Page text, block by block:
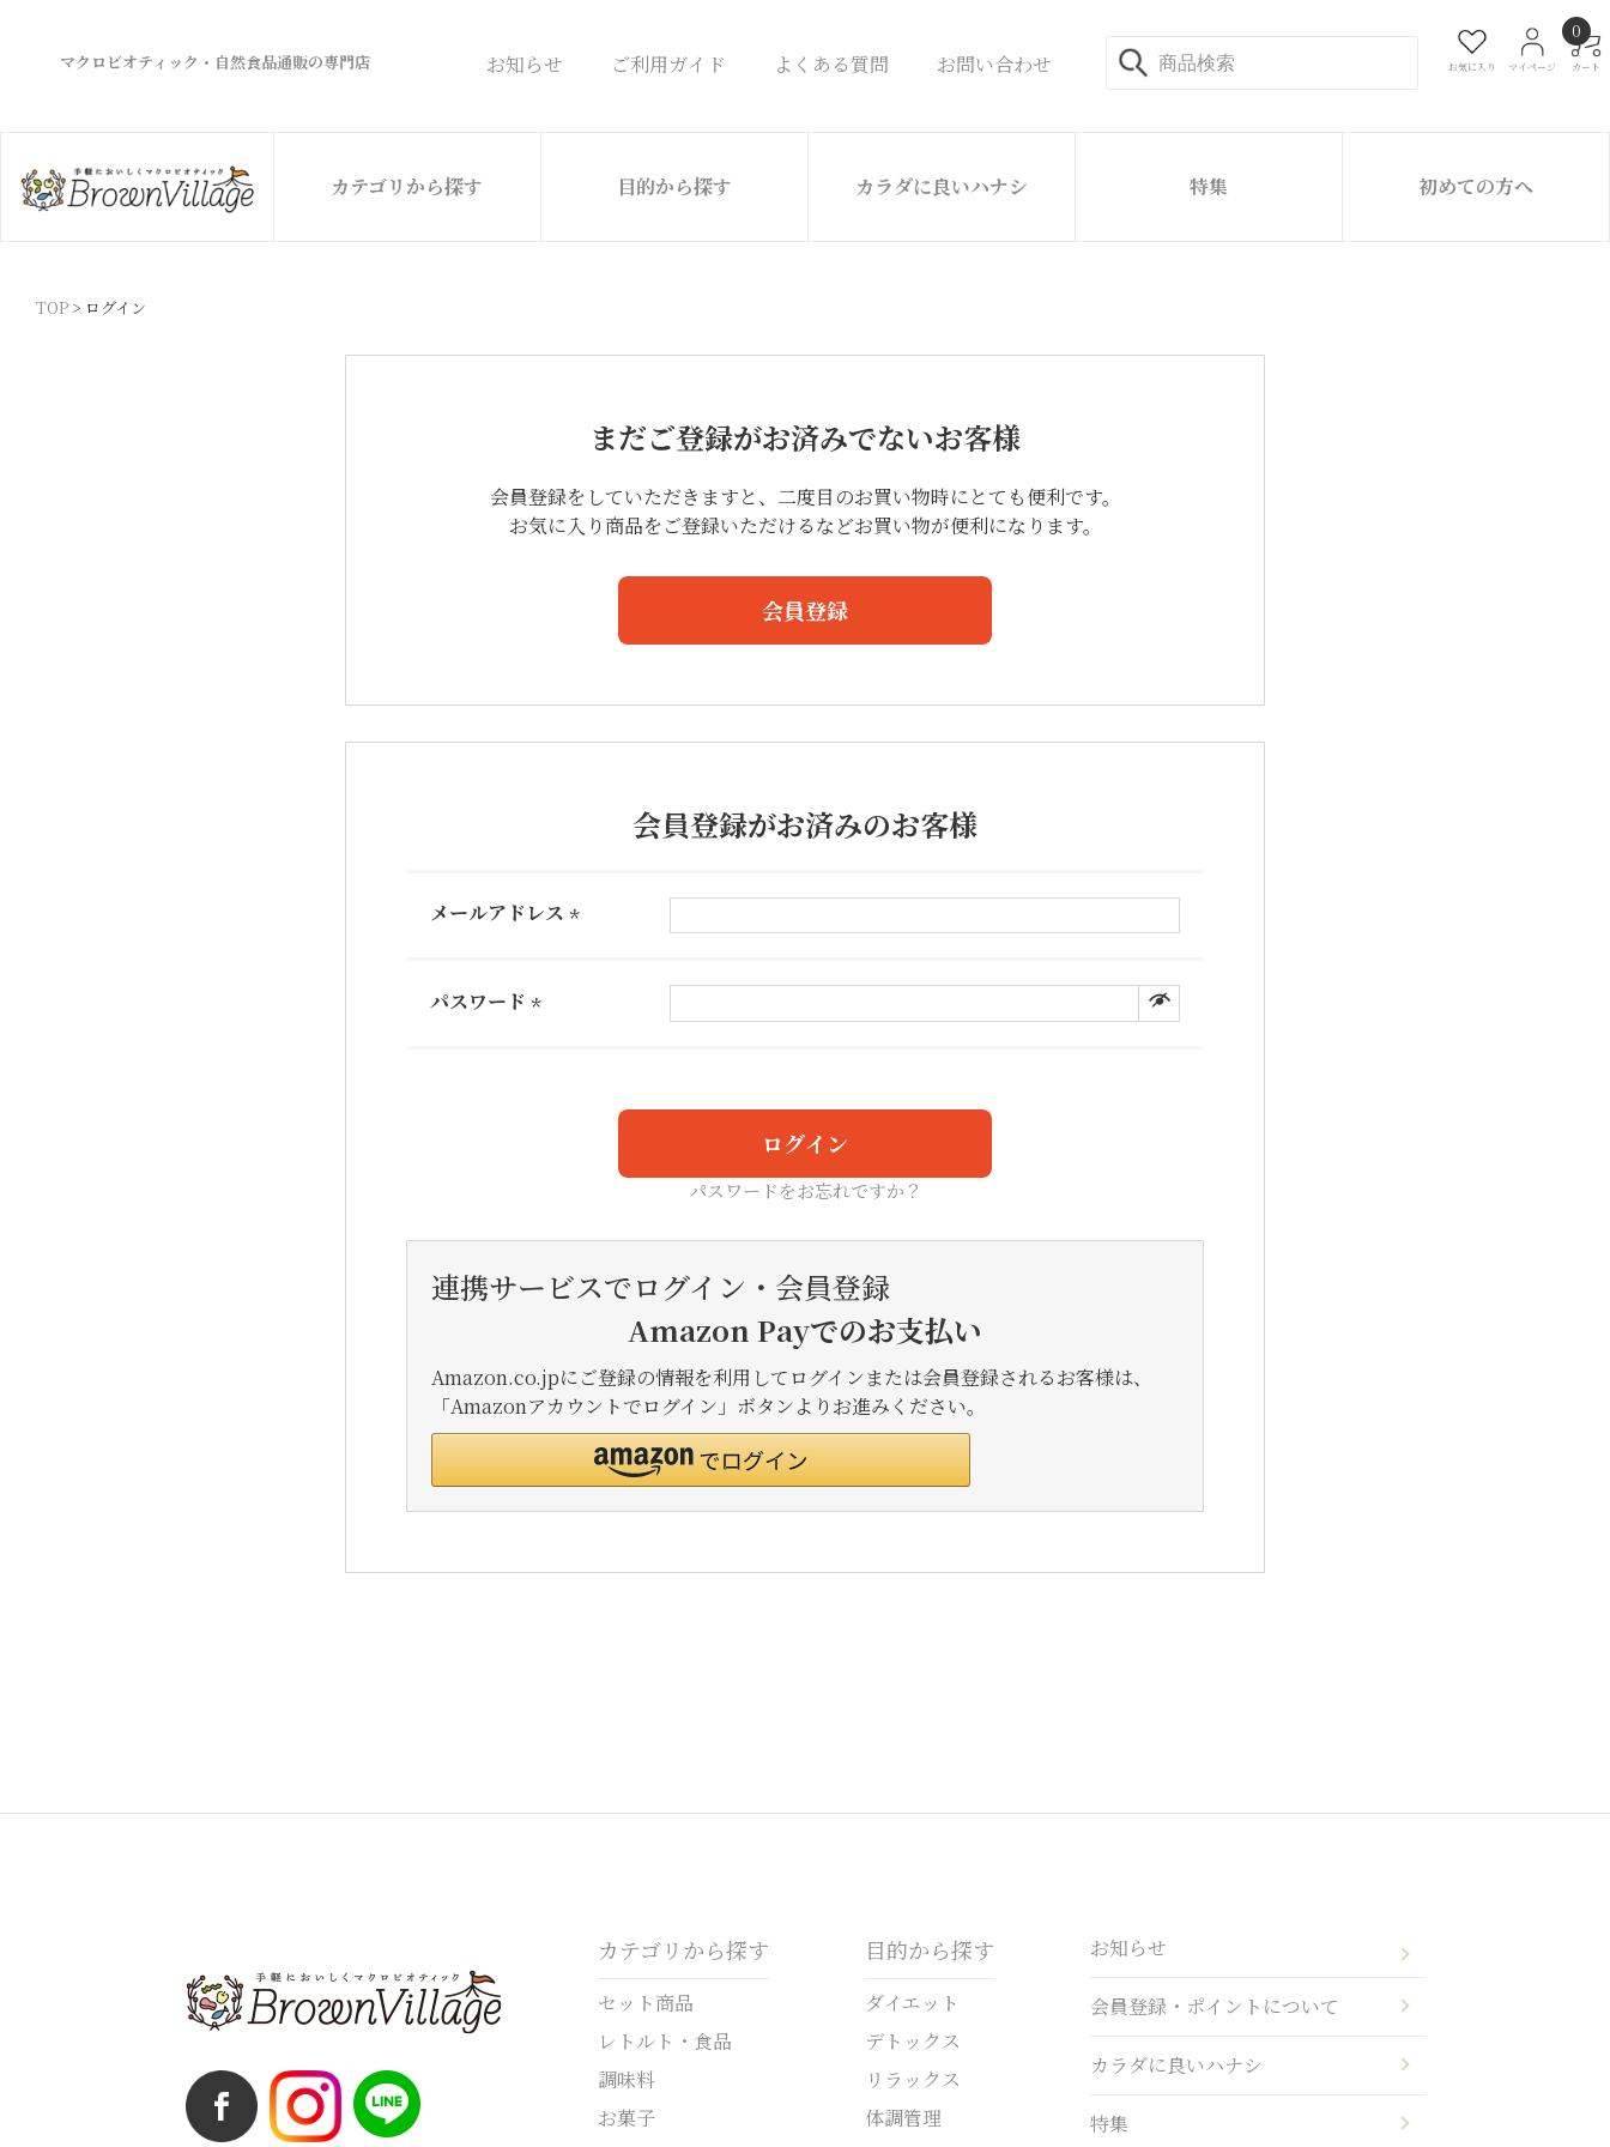
マクロビオティック・自然食品通販の専門店 お知らせ ご利用ガイド よくある質問 お問い合わせ お気に入り マイページ カート
0
カテゴリから探す 目的から探す カラダに良いハナシ 特集 初めての方へ
TOP ログイン
まだご登録がお済みでないお客様
会員登録をしていただきますと、二度目のお買い物時にとても便利です。
お気に入り商品をご登録いただけるなどお買い物が便利になります。
会員登録
会員登録がお済みのお客様
メールアドレス
パスワード
ログイン
パスワードをお忘れですか？
連携サービスでログイン・会員登録
Amazon Payでのお支払い
Amazon.co.jpにご登録の情報を利用してログインまたは会員登録されるお客様は、
「Amazonアカウントでログイン」ボタンよりお進みください。
カテゴリから探す
セット商品
レトルト・食品
調味料
お菓子
目的から探す
ダイエット
デトックス
リラックス
体調管理
お知らせ
会員登録・ポイントについて
カラダに良いハナシ
特集